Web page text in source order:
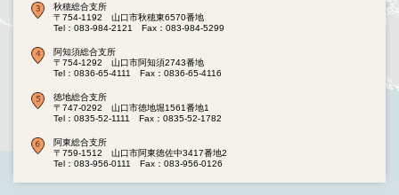
秋穂総合支所
〒754-1192 山口市秋穂東6570番地
Tel：083-984-2121
Fax：083-984-5299
阿知須総合支所
〒754-1292 山口市阿知須2743番地
Tel：0836-65-4111
Fax：0836-65-4116
徳地総合支所
〒747-0292 山口市徳地堀1561番地1
Tel：0835-52-1111
Fax：0835-52-1782
阿東総合支所
〒759-1512 山口市阿東徳佐中3417番地2
Tel：083-956-0111
Fax：083-956-0126